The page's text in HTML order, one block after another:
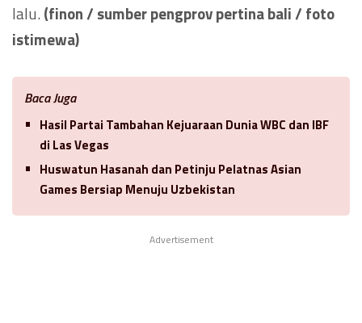
lalu.(finon / sumber pengprov pertina bali / foto
istimewa)
Baca Juga
Hasil Partai Tambahan Kejuaraan Dunia WBC dan IBF
di Las Vegas
Huswatun Hasanah dan Petinju Pelatnas Asian
Games Bersiap Menuju Uzbekistan
Advertisement